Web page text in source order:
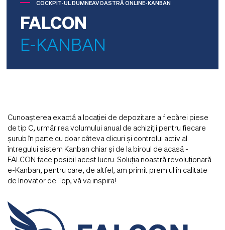
COCKPIT-UL DUMNEAVOASTRĂ ONLINE-KANBAN
FALCON
E-KANBAN
Cunoașterea exactă a locației de depozitare a fiecărei piese
de tip C, urmărirea volumului anual de achiziții pentru fiecare
șurub în parte cu doar câteva clicuri și controlul activ al
întregului sistem Kanban chiar și de la biroul de acasă -
FALCON face posibil acest lucru. Soluția noastră revoluționară
e-Kanban, pentru care, de altfel, am primit premiul în calitate
de Inovator de Top, vă va inspira!